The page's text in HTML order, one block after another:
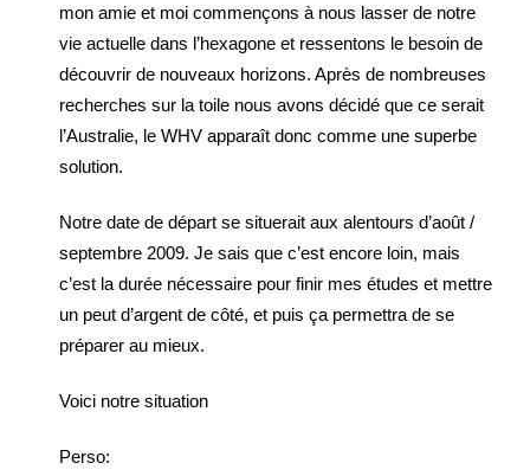
mon amie et moi commençons à nous lasser de notre
vie actuelle dans l’hexagone et ressentons le besoin de
découvrir de nouveaux horizons. Après de nombreuses
recherches sur la toile nous avons décidé que ce serait
l’Australie, le WHV apparaît donc comme une superbe
solution.
Notre date de départ se situerait aux alentours d’août /
septembre 2009. Je sais que c’est encore loin, mais
c’est la durée nécessaire pour finir mes études et mettre
un peut d’argent de côté, et puis ça permettra de se
préparer au mieux.
Voici notre situation
Perso: